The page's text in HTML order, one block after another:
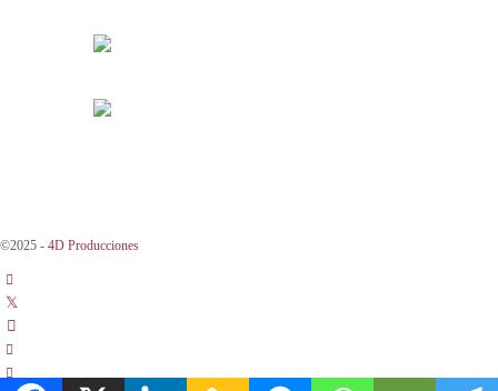
©2025 - 4D Producciones